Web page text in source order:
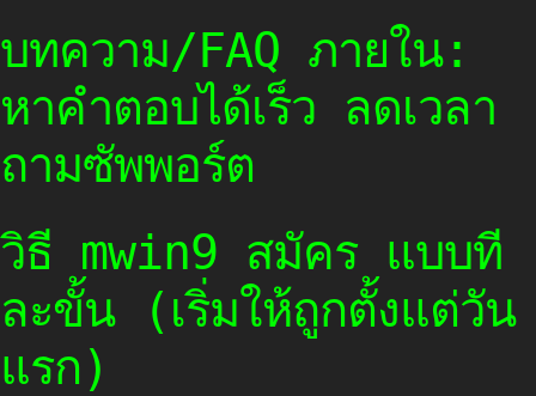
บทความ/FAQ ภายใน:
หาคำตอบได้เร็ว ลดเวลา
ถามซัพพอร์ต
วิธี mwin9 สมัคร แบบที
ละขั้น (เริ่มให้ถูกตั้งแต่วัน
แรก)